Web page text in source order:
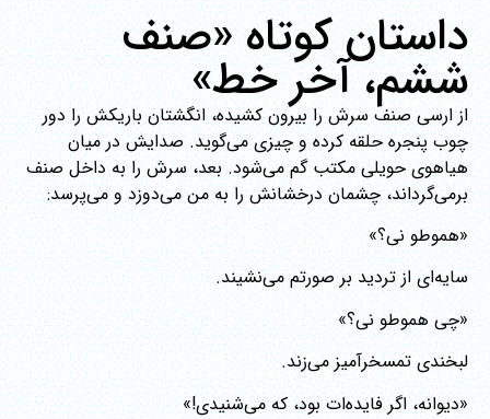
داستان کوتاه «صنف
ششم، آخر خط»
از ارسی صنف سرش را بیرون کشیده، انگشتان باریکش را دور
چوب پنجره حلقه کرده و چیزی می‌گوید. صدایش در میان
هیاهوی حویلی مکتب گم می‌شود. بعد، سرش را به داخل صنف
برمی‌گرداند، چشمان درخشانش را به من می‌دوزد و می‌پرسد:
«هموطو نی؟»
سایه‌ای از تردید بر صورتم می‌نشیند.
«چی هموطو نی؟»
لبخندی تمسخرآمیز می‌زند.
«دیوانه، اگر فایده‌ات بود، که می‌شنیدی!»